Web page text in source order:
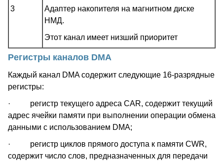
3
Адаптер накопителя на магнитном диске
НМД.
Этот канал имеет низший приоритет
Регистры каналов DMA
Каждый канал DMA содержит следующие 16-разрядные
регистры:
· регистр текущего адреса CAR, содержит текущий
адрес ячейки памяти при выполнении операции обмена
данными с использованием DMA;
· регистр циклов прямого доступа к памяти CWR,
содержит число слов, предназначенных для передачи